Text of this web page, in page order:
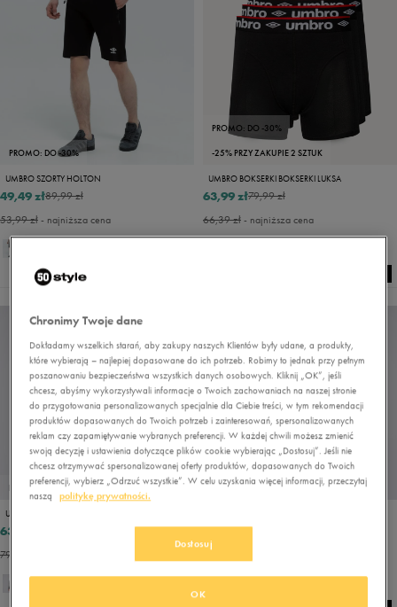
PROMO: DO -30%
UMBRO SZORTY HOLTON
89,99 zł
49,49 zł
53,99 zł- najniższa cena
PROMO: DO -30%
-25% PRZY ZAKUPIE 2 SZTUK
UMBRO BOKSERKI BOKSERKI LUKSA
79,99 zł
63,99 zł
66,39 zł- najniższa cena
PROMO: DO -30%
UMBRO BLUZA Z KAPTUREM LARGE LOGO
63,99 zł
79,99 zł
PROMO: DO -30%
79,99 zł
63,99 zł
79,99 zł
Chronimy Twoje dane
Dokładamy wszelkich starań, aby zakupy naszych Klientów były udane, a produkty,
które wybierają – najlepiej dopasowane do ich potrzeb. Robimy to jednak przy pełnym
poszanowaniu bezpieczeństwa wszystkich danych osobowych. Kliknij „OK”, jeśli
chcesz, abyśmy wykorzystywali informacje o Twoich zachowaniach na naszej stronie
do przygotowania personalizowanych specjalnie dla Ciebie treści, w tym rekomendacji
produktów dopasowanych do Twoich potrzeb i zainteresowań, spersonalizowanych
reklam czy zapamiętywanie wybranych preferencji. W każdej chwili możesz zmienić
swoją decyzję i ustawienia dotyczące plików cookie wybierając „Dostosuj”. Jeśli nie
chcesz otrzymywać spersonalizowanej oferty produktów, dopasowanych do Twoich
preferencji, wybierz „Odrzuć wszystkie”. W celu uzyskania więcej informacji, przeczytaj
naszą
politykę prywatności.
Dostosuj
OK